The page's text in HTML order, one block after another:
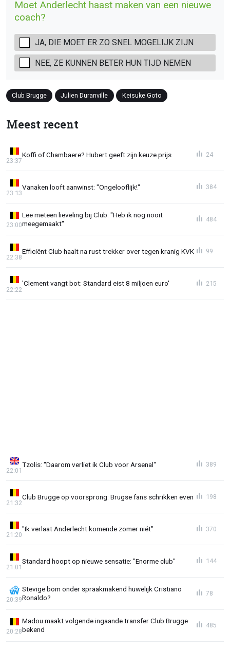
Moet Anderlecht haast maken van een nieuwe
coach?
JA, DIE MOET ER ZO SNEL MOGELIJK ZIJN
NEE, ZE KUNNEN BETER HUN TIJD NEMEN
Club Brugge Julien Duranville Keisuke Goto
Meest recent
Koffi of Chambaere? Hubert geeft zijn keuze prijs
23:37
24
Vanaken looft aanwinst: "Ongelooflijk!"
23:13
384
Lee meteen lieveling bij Club: "Heb ik nog nooit
meegemaakt"
23:00
484
Efficiënt Club haalt na rust trekker over tegen kranig KVK
22:38
99
'Clement vangt bot: Standard eist 8 miljoen euro'
22:22
215
Tzolis: "Daarom verliet ik Club voor Arsenal"
22:01
389
Club Brugge op voorsprong: Brugse fans schrikken even
21:32
198
"Ik verlaat Anderlecht komende zomer niét"
21:20
370
Standard hoopt op nieuwe sensatie: "Enorme club"
21:01
144
Stevige bom onder spraakmakend huwelijk Cristiano
Ronaldo?
20:39
78
Madou maakt volgende ingaande transfer Club Brugge
bekend
20:28
485